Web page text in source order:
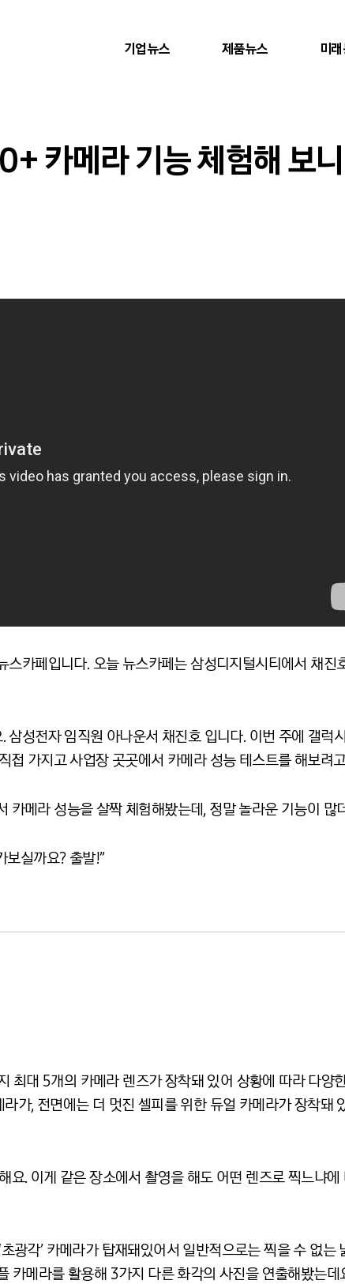
기업뉴스 제품뉴스 미
카메라 기능 체험해 보니
스카페입니다. 오늘 뉴스카페는 삼성디지털시티에서 채
삼성전자 임직원 아나운서 채진호 입니다. 이번 주에 갤럭
가지고 사업장 곳곳에서 카메라 성능 테스트를 해보려
카메라 성능을 살짝 체험해봤는데, 정말 놀라운 기능이 많
보실까요? 출발!”
최대 5개의 카메라 렌즈가 장착돼 있어 상황에 따라 다양
가, 전면에는 더 멋진 셀피를 위한 듀얼 카메라가 장착돼
요. 이게 같은 장소에서 촬영을 해도 어떤 렌즈로 찍느냐
광각’ 카메라가 탑재돼있어서 일반적으로는 찍을 수 없는
카메라를 활용해 3가지 다른 화각의 사진을 연출해봤는데